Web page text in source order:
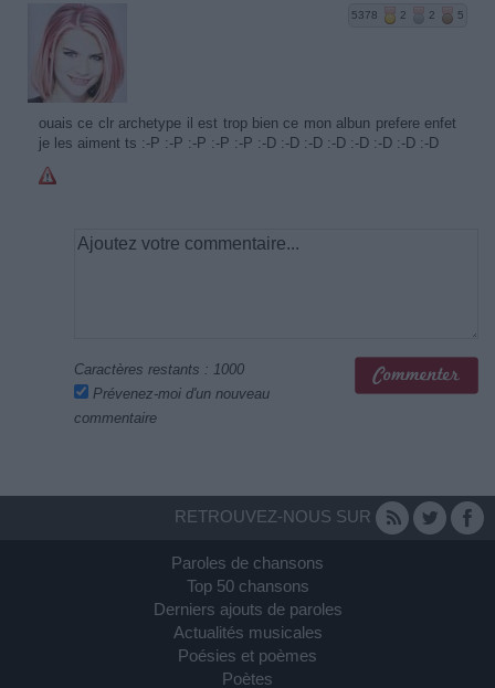
5378 2 2 5
ouais ce clr archetype il est trop bien ce mon albun prefere enfet
je les aiment ts :-P :-P :-P :-P :-P :-D :-D :-D :-D :-D :-D :-D :-D
Caractères restants : 1000
Prévenez-moi d'un nouveau
commentaire
RETROUVEZ-NOUS SUR
Paroles de chansons
Top 50 chansons
Derniers ajouts de paroles
Actualités musicales
Poésies et poèmes
Poètes